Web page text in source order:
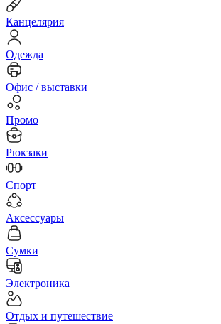
Канцелярия
Одежда
Офис / выставки
Промо
Рюкзаки
Спорт
Аксессуары
Сумки
Электроника
Отдых и путешествие